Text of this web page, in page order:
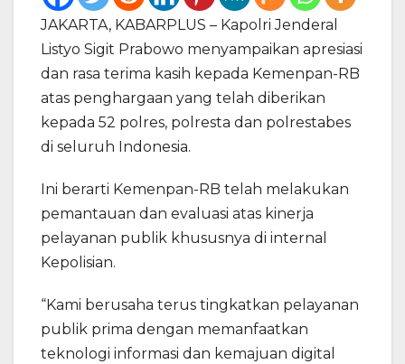
JAKARTA, KABARPLUS – Kapolri Jenderal
Listyo Sigit Prabowo menyampaikan apresiasi
dan rasa terima kasih kepada Kemenpan-RB
atas penghargaan yang telah diberikan
kepada 52 polres, polresta dan polrestabes
di seluruh Indonesia.
Ini berarti Kemenpan-RB telah melakukan
pemantauan dan evaluasi atas kinerja
pelayanan publik khususnya di internal
Kepolisian.
“Kami berusaha terus tingkatkan pelayanan
publik prima dengan memanfaatkan
teknologi informasi dan kemajuan digital